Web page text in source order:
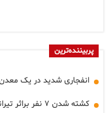
پربیننده‌ترین
انفجاری شدید در یک معدن
کشته شدن ۷ نفر براثر تیراندازی در یک مدرسه کشور تایلند